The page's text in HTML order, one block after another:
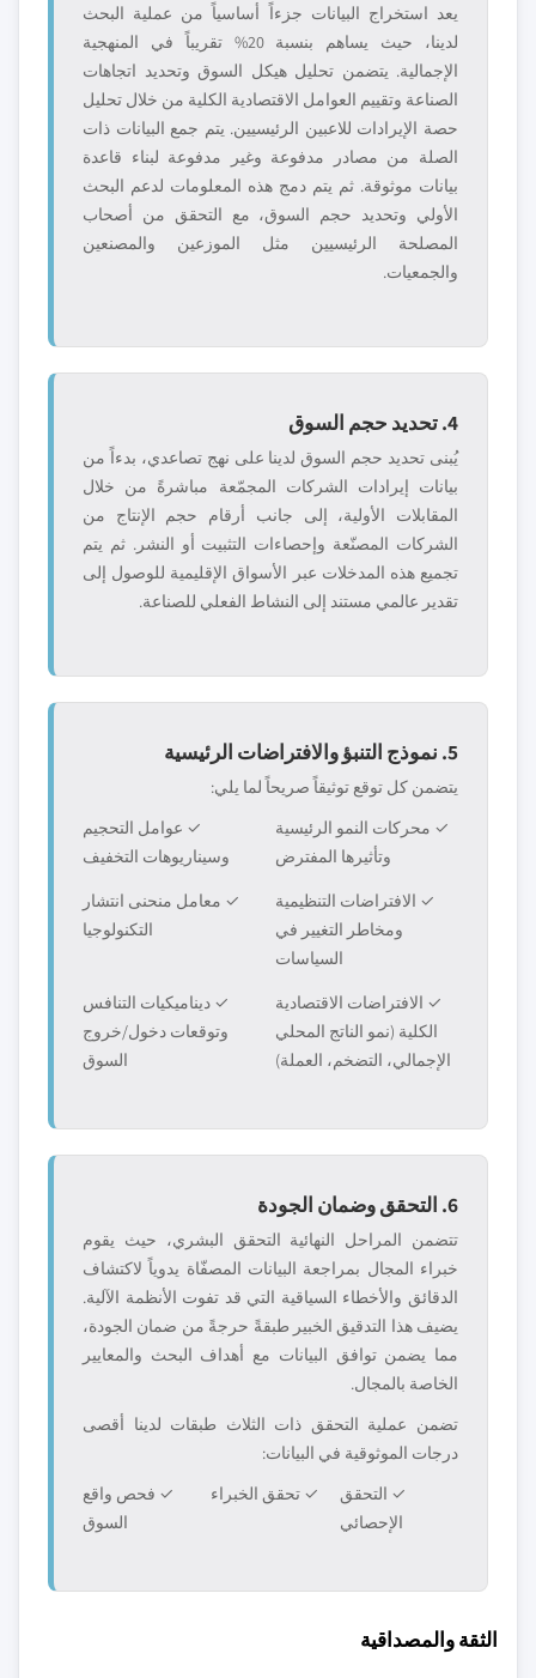
يعد استخراج البيانات جزءاً أساسياً من عملية البحث
لدينا، حيث يساهم بنسبة 20% تقريباً في المنهجية
الإجمالية. يتضمن تحليل هيكل السوق وتحديد اتجاهات
الصناعة وتقييم العوامل الاقتصادية الكلية من خلال تحليل
حصة الإيرادات للاعبين الرئيسيين. يتم جمع البيانات ذات
الصلة من مصادر مدفوعة وغير مدفوعة لبناء قاعدة
بيانات موثوقة. ثم يتم دمج هذه المعلومات لدعم البحث
الأولي وتحديد حجم السوق، مع التحقق من أصحاب
المصلحة الرئيسيين مثل الموزعين والمصنعين
والجمعيات.
4. تحديد حجم السوق
يُبنى تحديد حجم السوق لدينا على نهج تصاعدي، بدءاً من
بيانات إيرادات الشركات المجمّعة مباشرةً من خلال
المقابلات الأولية، إلى جانب أرقام حجم الإنتاج من
الشركات المصنّعة وإحصاءات التثبيت أو النشر. ثم يتم
تجميع هذه المدخلات عبر الأسواق الإقليمية للوصول إلى
تقدير عالمي مستند إلى النشاط الفعلي للصناعة.
5. نموذج التنبؤ والافتراضات الرئيسية
يتضمن كل توقع توثيقاً صريحاً لما يلي:
✓ محركات النمو الرئيسية
وتأثيرها المفترض
✓ عوامل التحجيم
وسيناريوهات التخفيف
✓ الافتراضات التنظيمية
ومخاطر التغيير في
السياسات
✓ معامل منحنى انتشار
التكنولوجيا
✓ الافتراضات الاقتصادية
الكلية (نمو الناتج المحلي
الإجمالي، التضخم، العملة)
✓ ديناميكيات التنافس
وتوقعات دخول/خروج
السوق
6. التحقق وضمان الجودة
تتضمن المراحل النهائية التحقق البشري، حيث يقوم
خبراء المجال بمراجعة البيانات المصفّاة يدوياً لاكتشاف
الدقائق والأخطاء السياقية التي قد تفوت الأنظمة الآلية.
يضيف هذا التدقيق الخبير طبقةً حرجةً من ضمان الجودة،
مما يضمن توافق البيانات مع أهداف البحث والمعايير
الخاصة بالمجال.
تضمن عملية التحقق ذات الثلاث طبقات لدينا أقصى
درجات الموثوقية في البيانات:
✓ التحقق
الإحصائي
✓ تحقق الخبراء
✓ فحص واقع
السوق
الثقة والمصداقية